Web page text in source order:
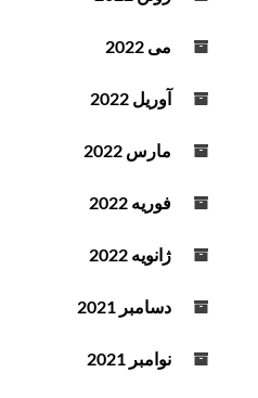
می 2022
آوریل 2022
مارس 2022
فوریه 2022
ژانویه 2022
دسامبر 2021
نوامبر 2021